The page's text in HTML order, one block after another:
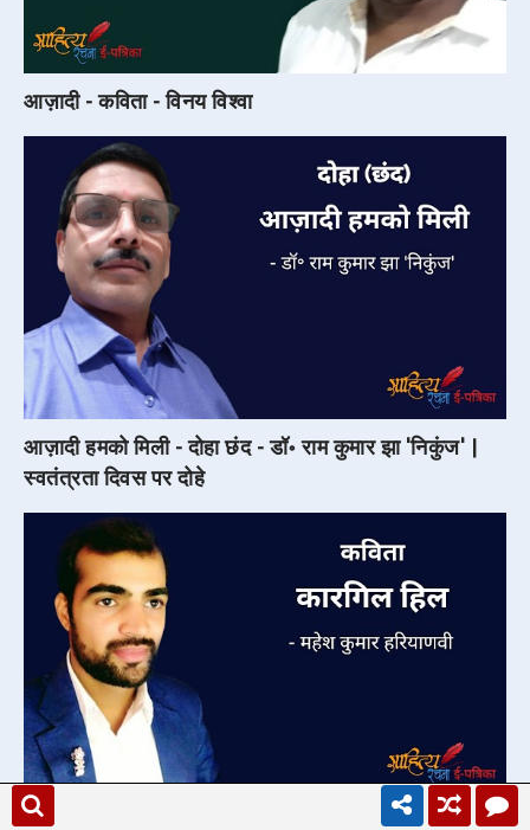
आज़ादी - कविता - विनय विश्वा
आज़ादी हमको मिली - दोहा छंद - डॉ॰ राम कुमार झा 'निकुंज' |
स्वतंत्रता दिवस पर दोहे
कारगिल हिल - कविता - महेश कुमार हरियाणवी